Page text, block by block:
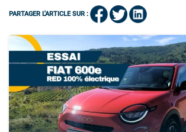
PARTAGER L'ARTICLE SUR :